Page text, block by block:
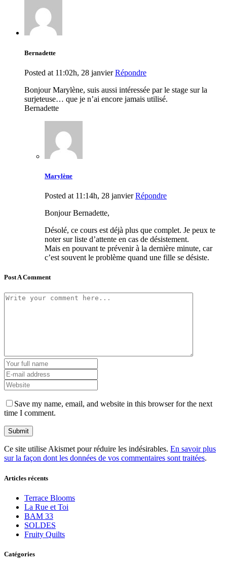
Bernadette
Posted at 11:02h, 28 janvier Répondre
Bonjour Marylène, suis aussi intéressée par le stage sur la
surjeteuse… que je n’ai encore jamais utilisé.
Bernadette
Marylène
Posted at 11:14h, 28 janvier Répondre
Bonjour Bernadette,
Désolé, ce cours est déjà plus que complet. Je peux te
noter sur liste d’attente en cas de désistement.
Mais en pouvant te prévenir à la dernière minute, car
c’est souvent le problème quand une fille se désiste.
Post A Comment
Save my name, email, and website in this browser for the next
time I comment.
Ce site utilise Akismet pour réduire les indésirables. En savoir plus
sur la façon dont les données de vos commentaires sont traitées.
Articles récents
Terrace Blooms
La Rue et Toi
BAM 33
SOLDES
Fruity Quilts
Catégories